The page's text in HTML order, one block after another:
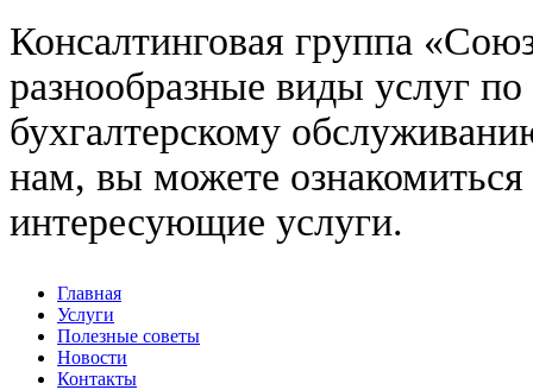
Консалтинговая группа
разнообразные виды услуг
бухгалтерскому
нам, вы можете
интересующие услуги.
Главная
Услуги
Полезные советы
Новости
Контакты